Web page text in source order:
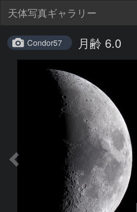
天体写真ギャラリー
Condor57 月齢 6.0